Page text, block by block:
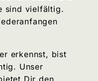
sind vielfältig.
erkennst, bist
Unser